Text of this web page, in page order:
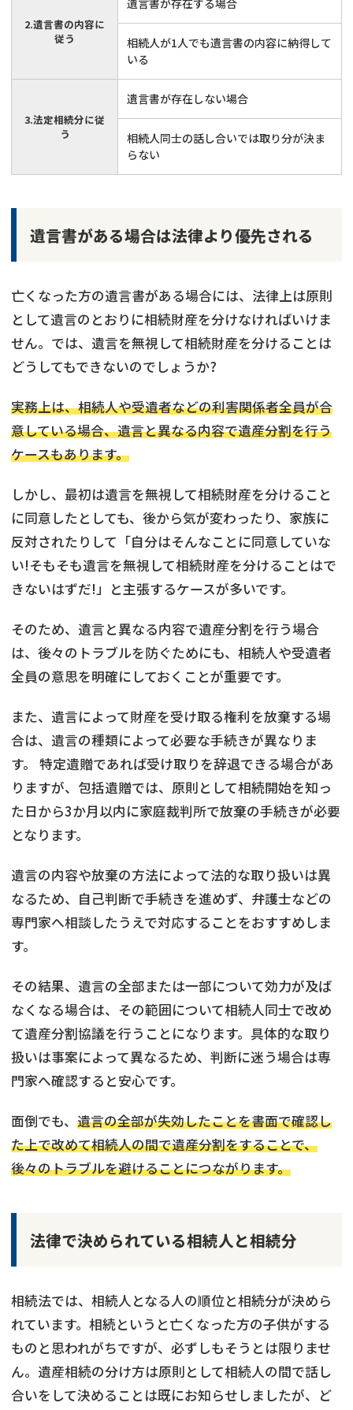
2.遺言書の内容に
従う
相続人が1人でも遺言書の内容に納得して
いる
3.法定相続分に従
う
遺言書が存在しない場合
相続人同士の話し合いでは取り分が決ま
らない
遺言書がある場合は法律より優先される
亡くなった方の遺言書がある場合には、法律上は原則
として遺言のとおりに相続財産を分けなければいけま
せん。では、遺言を無視して相続財産を分けることは
どうしてもできないのでしょうか?
実務上は、相続人や受遺者などの利害関係者全員が合
意している場合、遺言と異なる内容で遺産分割を行う
ケースもあります。
しかし、最初は遺言を無視して相続財産を分けること
に同意したとしても、後から気が変わったり、家族に
反対されたりして「自分はそんなことに同意していな
い!そもそも遺言を無視して相続財産を分けることはで
きないはずだ!」と主張するケースが多いです。
そのため、遺言と異なる内容で遺産分割を行う場合
は、後々のトラブルを防ぐためにも、相続人や受遺者
全員の意思を明確にしておくことが重要です。
また、遺言によって財産を受け取る権利を放棄する場
合は、遺言の種類によって必要な手続きが異なりま
す。 特定遺贈であれば受け取りを辞退できる場合があ
りますが、包括遺贈では、原則として相続開始を知っ
た日から3か月以内に家庭裁判所で放棄の手続きが必要
となります。
遺言の内容や放棄の方法によって法的な取り扱いは異
なるため、自己判断で手続きを進めず、弁護士などの
専門家へ相談したうえで対応することをおすすめしま
す。
その結果、遺言の全部または一部について効力が及ば
なくなる場合は、その範囲について相続人同士で改め
て遺産分割協議を行うことになります。具体的な取り
扱いは事案によって異なるため、判断に迷う場合は専
門家へ確認すると安心です。
面倒でも、 遺言の全部が失効したことを書面で確認し
た上で改めて相続人の間で遺産分割をすることで、
後々のトラブルを避けることにつながります。
法律で決められている相続人と相続分
相続法では、相続人となる人の順位と相続分が決めら
れています。相続というと亡くなった方の子供がする
ものと思われがちですが、必ずしもそうとは限りませ
ん。遺産相続の分け方は原則として相続人の間で話し
合いをして決めることは既にお知らせしましたが、ど